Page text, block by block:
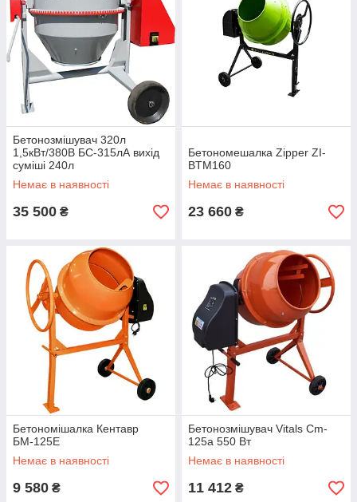
Бетонозмішувач 320л
1,5кВт/380В БС-315лА вихід
суміші 240л
Немає в наявності
35 500 ₴
Бетономешалка Zipper ZI-
BTM160
Немає в наявності
23 660 ₴
Бетономішалка Кентавр
БМ-125Е
Немає в наявності
9 580 ₴
Бетонозмішувач Vitals Cm-
125a 550 Вт
Немає в наявності
11 412 ₴